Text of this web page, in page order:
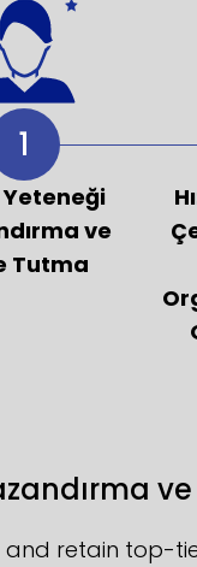
1
Yeteneği
ve
Tutma
retain top-